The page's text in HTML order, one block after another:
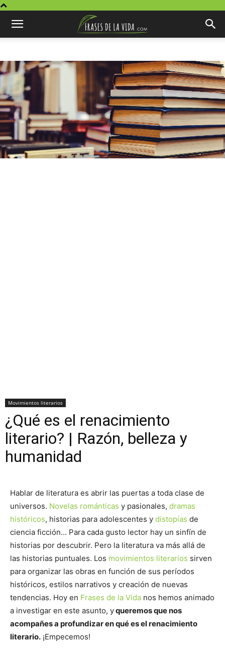
Movimientos literarios
¿Qué es el renacimiento
literario? | Razón, belleza y
humanidad
Hablar de literatura es abrir las puertas a toda clase de
universos. Novelas románticas y pasionales, dramas
históricos, historias para adolescentes y distopías de
ciencia ficción… Para cada gusto lector hay un sinfín de
historias por descubrir. Pero la literatura va más allá de
las historias puntuales. Los movimientos literarios sirven
para organizar las obras en función de sus períodos
históricos, estilos narrativos y creación de nuevas
tendencias. Hoy en Frases de la Vida nos hemos animado
a investigar en este asunto, yqueremos que nos
acompañes a profundizar en qué es el renacimiento
literario. ¡Empecemos!